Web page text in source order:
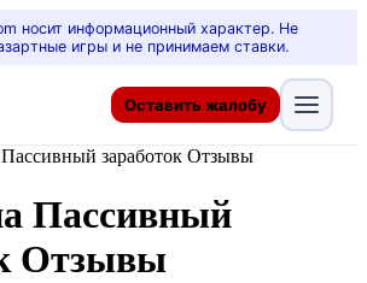
носит информационный характер. Не
игры и не принимаем ставки.
Оставить жалобу
Пассивный заработок Отзывы
Пассивный
Отзывы